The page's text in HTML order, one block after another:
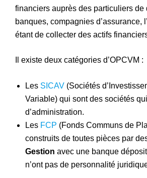
financiers auprès des particuliers de
banques, compagnies d’assurance,
étant de collecter des actifs
Il existe deux catégories d’OPCVM :
Les SICAV(Sociétés
Variable) qui sont des sociétés
d’administration.
Les FCP (Fonds Communs de
construits de toutes pièces par
Gestion avec une banque
n’ont pas de personnalité